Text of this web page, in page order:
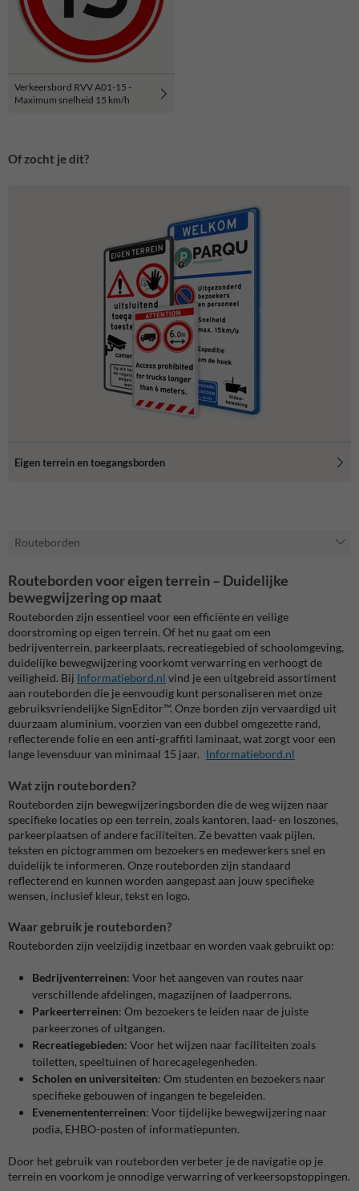
Verkeersbord RVV A01-15 -
Maximum snelheid 15 km/h
Of zocht je dit?
Eigen terrein en toegangsborden
Routeborden
Routeborden voor eigen terrein – Duidelijke
bewegwijzering op maat
Routeborden zijn essentieel voor een efficiënte en veilige
doorstroming op eigen terrein. Of het nu gaat om een
bedrijventerrein, parkeerplaats, recreatiegebied of schoolomgeving,
duidelijke bewegwijzering voorkomt verwarring en verhoogt de
veiligheid. Bij Informatiebord.nl vind je een uitgebreid assortiment
aan routeborden die je eenvoudig kunt personaliseren met onze
gebruiksvriendelijke SignEditor™. Onze borden zijn vervaardigd uit
duurzaam aluminium, voorzien van een dubbel omgezette rand,
reflecterende folie en een anti-graffiti laminaat, wat zorgt voor een
lange levensduur van minimaal 15 jaar. Informatiebord.nl
Wat zijn routeborden?
Routeborden zijn bewegwijzeringsborden die de weg wijzen naar
specifieke locaties op een terrein, zoals kantoren, laad- en loszones,
parkeerplaatsen of andere faciliteiten. Ze bevatten vaak pijlen,
teksten en pictogrammen om bezoekers en medewerkers snel en
duidelijk te informeren. Onze routeborden zijn standaard
reflecterend en kunnen worden aangepast aan jouw specifieke
wensen, inclusief kleur, tekst en logo.
Waar gebruik je routeborden?
Routeborden zijn veelzijdig inzetbaar en worden vaak gebruikt op:
Bedrijventerreinen: Voor het aangeven van routes naar
verschillende afdelingen, magazijnen of laadperrons.
Parkeerterreinen: Om bezoekers te leiden naar de juiste
parkeerzones of uitgangen.
Recreatiegebieden: Voor het wijzen naar faciliteiten zoals
toiletten, speeltuinen of horecagelegenheden.
Scholen en universiteiten: Om studenten en bezoekers naar
specifieke gebouwen of ingangen te begeleiden.
Evenemententerreinen: Voor tijdelijke bewegwijzering naar
podia, EHBO-posten of informatiepunten.
Door het gebruik van routeborden verbeter je de navigatie op je
terrein en voorkom je onnodige verwarring of verkeersopstoppingen.